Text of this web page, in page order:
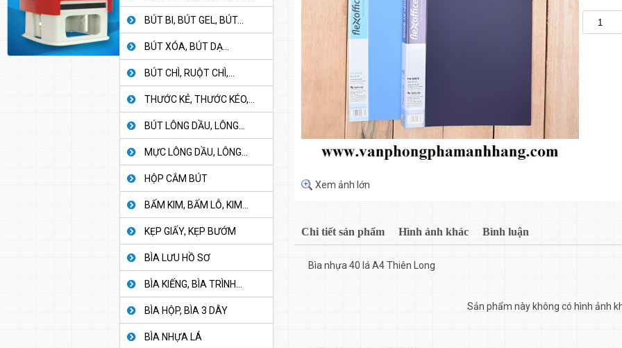
BÚT BI, BÚT GEL, BÚT...
BÚT XÓA, BÚT DẠ...
BÚT CHÌ, RUỘT CHÌ,...
THƯỚC KẺ, THƯỚC KÉO,...
BÚT LÔNG DẦU, LÔNG...
MỰC LÔNG DẦU, LÔNG...
HỘP CẮM BÚT
BẤM KIM, BẤM LỖ, KIM...
KẸP GIẤY, KẸP BƯỚM
BÌA LƯU HỒ SƠ
BÌA KIẾNG, BÌA TRÌNH...
BÌA HỘP, BÌA 3 DÂY
BÌA NHỰA LÁ
Xem ảnh lớn
Chi tiết sản phẩm Hình ảnh khác Bình luận
Bìa nhựa 40 lá A4 Thiên Long
Sản phẩm này không có hình ảnh